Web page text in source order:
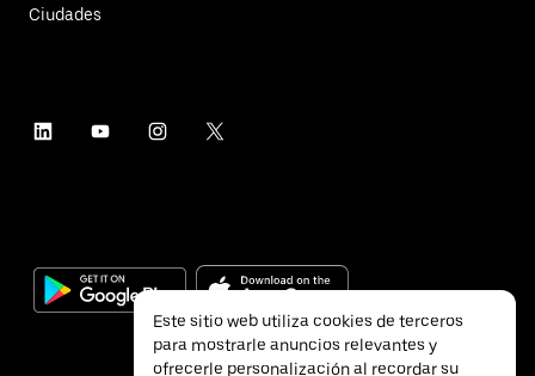
Ciudades
Este sitio web utiliza cookies de terceros
para mostrarle anuncios relevantes y
ofrecerle personalización al recordar su